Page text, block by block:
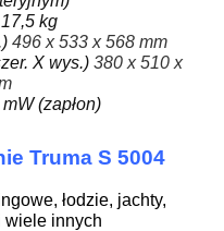
kg
496 x 533 x 568 mm
X wys.) 380 x 510 x
(zapłon)
Truma S 5004
łodzie, jachty,
wiele innych